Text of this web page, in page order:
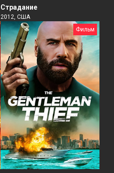
Страдание
2012, США
Фильм